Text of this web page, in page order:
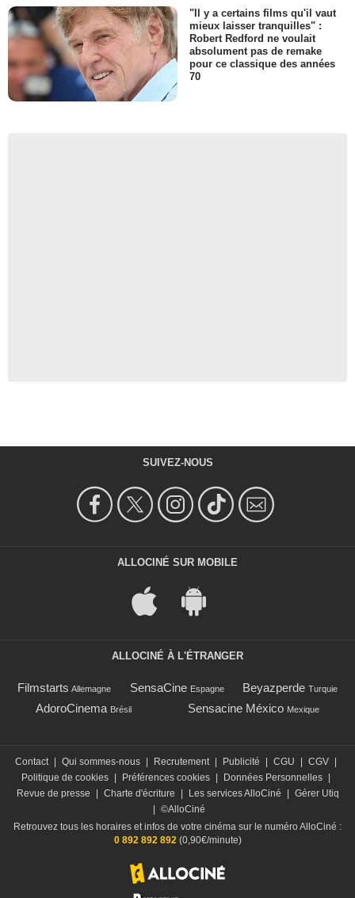
"Il y a certains films qu'il vaut
mieux laisser tranquilles" :
Robert Redford ne voulait
absolument pas de remake
pour ce classique des années
70
SUIVEZ-NOUS
ALLOCINÉ SUR MOBILE
ALLOCINÉ À L'ÉTRANGER
Filmstarts Allemagne SensaCine Espagne Beyazperde Turquie
AdoroCinema Brésil Sensacine México Mexique
Contact Qui sommes-nous Recrutement Publicité CGU CGV
Politique de cookies
Préférences cookies Données Personnelles
Revue de presse
Charte d'écriture Les services AlloCiné
Gérer Utiq
©AlloCiné
Retrouvez tous les horaires et infos de votre cinéma sur le numéro AlloCiné :
0 892 892 892(0,90€/minute)